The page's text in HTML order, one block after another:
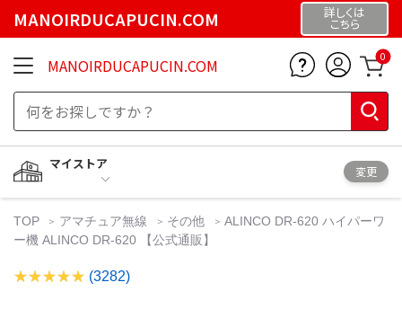
MANOIRDUCAPUCIN.COM 詳しくは
こちら
MANOIRDUCAPUCIN.COM 0
マイストア
変更
TOP アマチュア無線 その他
ALINCO DR-620 ハイパーワ
ー機 ALINCO DR-620 【公式通販】
(3282)